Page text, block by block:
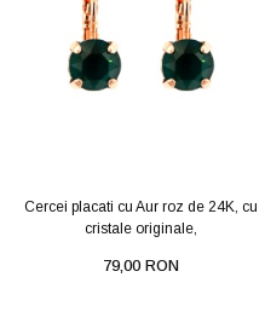
Cercei placati cu Aur roz de 24K, cu
cristale originale,
79,00 RON